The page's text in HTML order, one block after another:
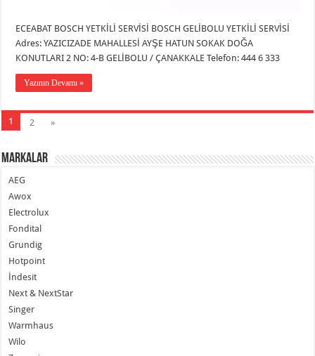
ECEABAT BOSCH YETKİLİ SERVİSİ BOSCH GELİBOLU YETKİLİ SERVİSİ
Adres: YAZICIZADE MAHALLESİ AYŞE HATUN SOKAK DOĞA
KONUTLARI 2 NO: 4-B GELİBOLU / ÇANAKKALE Telefon: 444 6 333
Yazının Devamı »
1 2 »
Markalar
AEG
Awox
Electrolux
Fondital
Grundig
Hotpoint
İndesit
Next & NextStar
Singer
Warmhaus
Wilo